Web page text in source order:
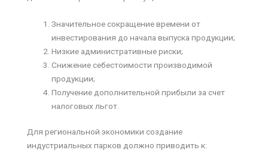
Значительное сокращение времени от
инвестирования до начала выпуска продукции;
Низкие административные риски;
Снижение себестоимости производимой
продукции;
Получение дополнительной прибыли за счет
налоговых льгот.
Для региональной экономики создание
индустриальных парков должно приводить к: